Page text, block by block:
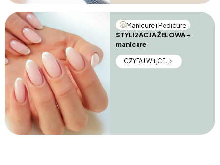
Manicure i Pedicure
STYLIZACJA ŻELOWA –
manicure
CZYTAJ WIĘCEJ